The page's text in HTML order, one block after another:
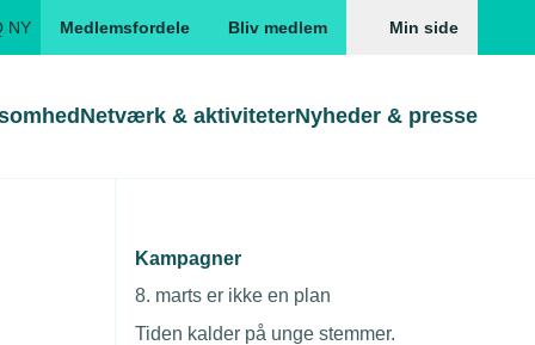
NY Medlemsfordele Bliv medlem Min side
Gå direkte til
Skabeloner og kontrakter
Gå direkte til
Skabeloner
Netværk & aktiviteterNyheder & presse
Kampagner
8. marts er ikke en plan
Tiden kalder på unge stemmer.
momsen